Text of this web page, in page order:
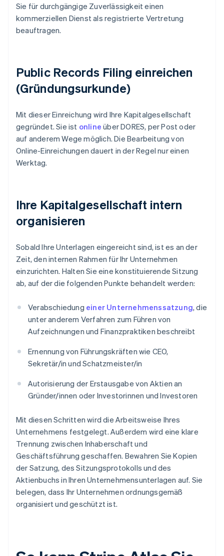
Sie für durchgängige Zuverlässigkeit einen
kommerziellen Dienst als registrierte Vertretung
beauftragen.
Public Records Filing einreichen
(Gründungsurkunde)
Mit dieser Einreichung wird Ihre Kapitalgesellschaft
gegründet. Sie ist online über DORES, per Post oder
auf anderem Wege möglich. Die Bearbeitung von
Online-Einreichungen dauert in der Regel nur einen
Werktag.
Ihre Kapitalgesellschaft intern
organisieren
Sobald Ihre Unterlagen eingereicht sind, ist es an der
Zeit, den internen Rahmen für Ihr Unternehmen
einzurichten. Halten Sie eine konstituierende Sitzung
ab, auf der die folgenden Punkte behandelt werden:
Verabschiedung einer Unternehmenssatzung, die
unter anderem Verfahren zum Führen von
Aufzeichnungen und Finanzpraktiken beschreibt
Ernennung von Führungskräften wie CEO,
Sekretär/in und Schatzmeister/in
Autorisierung der Erstausgabe von Aktien an
Gründer/innen oder Investorinnen und Investoren
Mit diesen Schritten wird die Arbeitsweise Ihres
Unternehmens festgelegt. Außerdem wird eine klare
Trennung zwischen Inhaberschaft und
Geschäftsführung geschaffen. Bewahren Sie Kopien
der Satzung, des Sitzungsprotokolls und des
Aktienbuchs in Ihren Unternehmensunterlagen auf. Sie
belegen, dass Ihr Unternehmen ordnungsgemäß
organisiert und geschützt ist.